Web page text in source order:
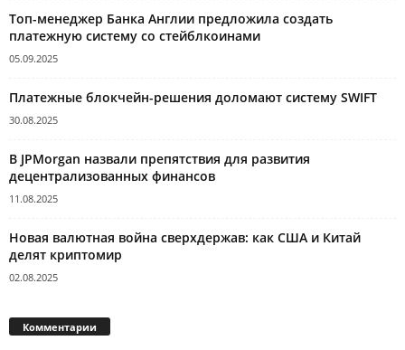
Топ-менеджер Банка Англии предложила создать
платежную систему со стейблкоинами
05.09.2025
Платежные блокчейн-решения доломают систему SWIFT
30.08.2025
В JPMorgan назвали препятствия для развития
децентрализованных финансов
11.08.2025
Новая валютная война сверхдержав: как США и Китай
делят криптомир
02.08.2025
Комментарии